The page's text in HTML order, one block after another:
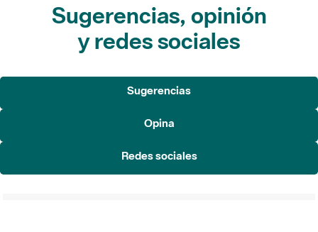
Sugerencias, opinión
y redes sociales
Sugerencias
Opina
Redes sociales